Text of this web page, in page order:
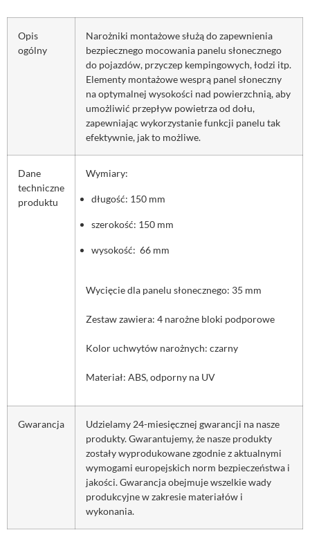
Opis
ogólny
Narożniki montażowe służą do zapewnienia
bezpiecznego mocowania panelu słonecznego
do pojazdów, przyczep kempingowych, łodzi itp.
Elementy montażowe wesprą panel słoneczny
na optymalnej wysokości nad powierzchnią, aby
umożliwić przepływ powietrza od dołu,
zapewniając wykorzystanie funkcji panelu tak
efektywnie, jak to możliwe.
Dane
techniczne
produktu
Wymiary:
długość: 150 mm
szerokość: 150 mm
wysokość: 66 mm
Wycięcie dla panelu słonecznego: 35 mm
Zestaw zawiera: 4 narożne bloki podporowe
Kolor uchwytów narożnych: czarny
Materiał: ABS, odporny na UV
Gwarancja
Udzielamy 24-miesięcznej gwarancji na nasze
produkty. Gwarantujemy, że nasze produkty
zostały wyprodukowane zgodnie z aktualnymi
wymogami europejskich norm bezpieczeństwa i
jakości. Gwarancja obejmuje wszelkie wady
produkcyjne w zakresie materiałów i
wykonania.